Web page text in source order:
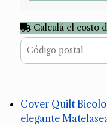
Calculá el costo
Cover Quilt
elegante